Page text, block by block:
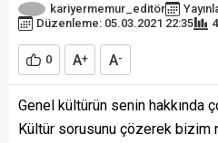
kariyermemur_editör
Düzenleme: 05.03.2021 22:35
0 A+ A-
Genel kültürün senin hakkında
Kültür sorusunu çözerek bizim